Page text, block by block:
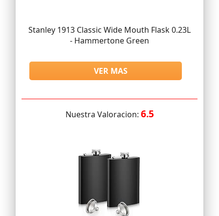
Stanley 1913 Classic Wide Mouth Flask 0.23L
- Hammertone Green
VER MAS
Nuestra Valoracion: 6.5